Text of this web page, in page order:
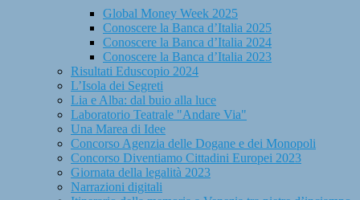
Global Money Week 2025
Conoscere la Banca d’Italia 2025
Conoscere la Banca d’Italia 2024
Conoscere la Banca d’Italia 2023
Risultati Eduscopio 2024
L’Isola dei Segreti
Lia e Alba: dal buio alla luce
Laboratorio Teatrale "Andare Via"
Una Marea di Idee
Concorso Agenzia delle Dogane e dei Monopoli
Concorso Diventiamo Cittadini Europei 2023
Giornata della legalità 2023
Narrazioni digitali